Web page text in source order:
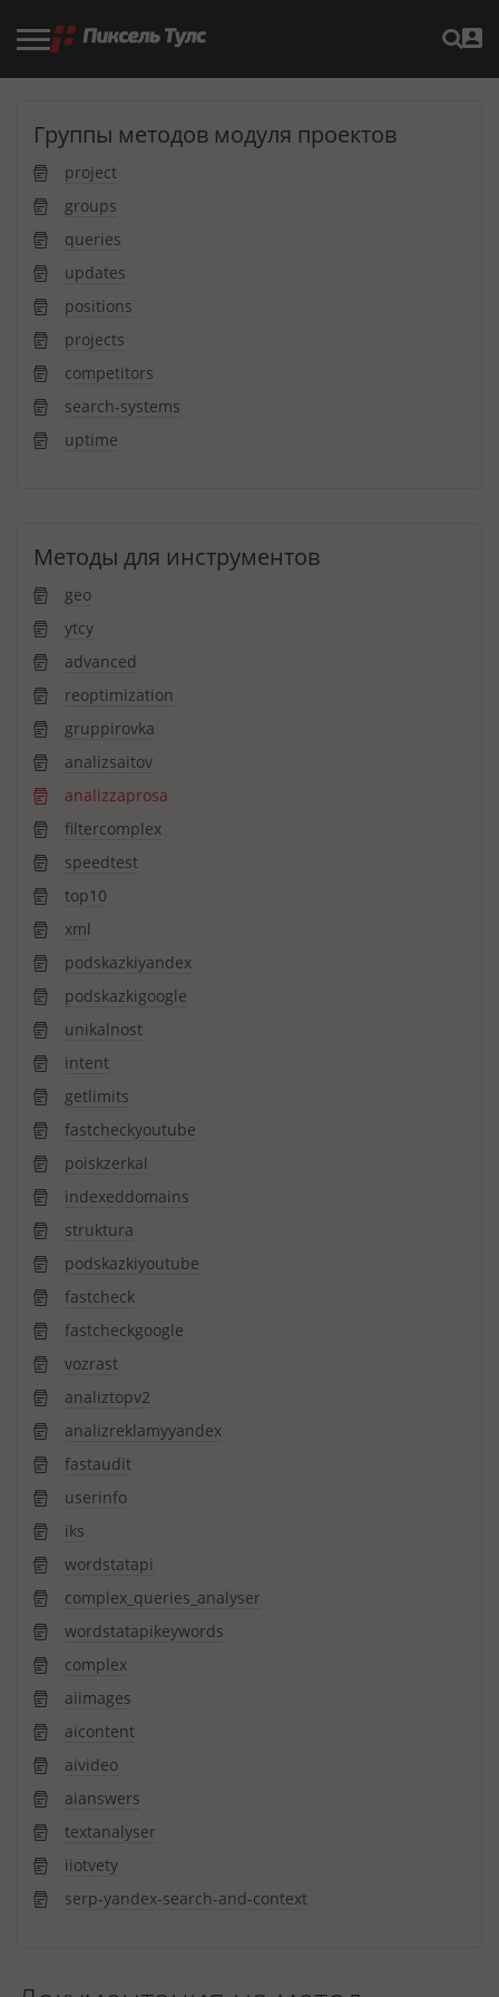
Группы методов модуля проектов
project
groups
queries
updates
positions
projects
competitors
search-systems
uptime
Методы для инструментов
geo
ytcy
advanced
reoptimization
gruppirovka
analizsaitov
analizzaprosa
filtercomplex
speedtest
top10
xml
podskazkiyandex
podskazkigoogle
unikalnost
intent
getlimits
fastcheckyoutube
poiskzerkal
indexeddomains
struktura
podskazkiyoutube
fastcheck
fastcheckgoogle
vozrast
analiztopv2
analizreklamyyandex
fastaudit
userinfo
iks
wordstatapi
complex_queries_analyser
wordstatapikeywords
complex
aiimages
aicontent
aivideo
aianswers
textanalyser
iiotvety
serp-yandex-search-and-context